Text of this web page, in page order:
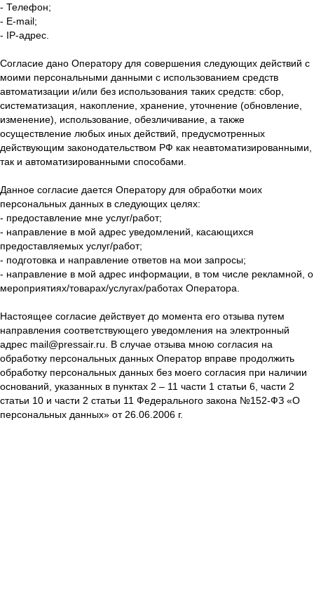
- Телефон;
- E-mail;
- IP-адрес.
Согласие дано Оператору для совершения следующих действий с
моими персональными данными с использованием средств
автоматизации и/или без использования таких средств: сбор,
систематизация, накопление, хранение, уточнение (обновление,
изменение), использование, обезличивание, а также
осуществление любых иных действий, предусмотренных
действующим законодательством РФ как неавтоматизированными,
так и автоматизированными способами.
Данное согласие дается Оператору для обработки моих
персональных данных в следующих целях:
- предоставление мне услуг/работ;
- направление в мой адрес уведомлений, касающихся
предоставляемых услуг/работ;
- подготовка и направление ответов на мои запросы;
- направление в мой адрес информации, в том числе рекламной, о
мероприятиях/товарах/услугах/работах Оператора.
Настоящее согласие действует до момента его отзыва путем
направления соответствующего уведомления на электронный
адрес mail@pressair.ru. В случае отзыва мною согласия на
обработку персональных данных Оператор вправе продолжить
обработку персональных данных без моего согласия при наличии
оснований, указанных в пунктах 2 – 11 части 1 статьи 6, части 2
статьи 10 и части 2 статьи 11 Федерального закона №152-ФЗ «О
персональных данных» от 26.06.2006 г.